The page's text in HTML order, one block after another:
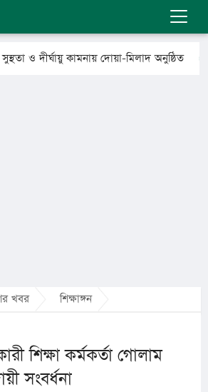
ও দীর্ঘায়ু কামনায় দোয়া-মিলাদ অনুষ্ঠিত
খবর শিক্ষাঙ্গন
শিক্ষা কর্মকর্তা গোলাম
সংবর্ধনা